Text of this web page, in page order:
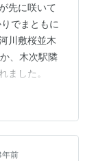
先に咲いて
でまともに
川敷桜並木
、木次駅隣
ました。
年前